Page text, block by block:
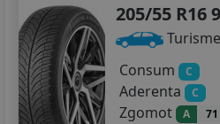
205/55 R16
Turisme
Consum
C
Aderenta C
Zgomot A